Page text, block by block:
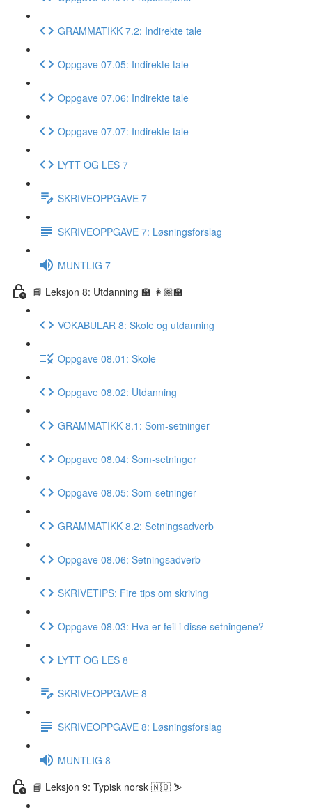
GRAMMATIKK 7.2: Indirekte tale
Oppgave 07.05: Indirekte tale
Oppgave 07.06: Indirekte tale
Oppgave 07.07: Indirekte tale
LYTT OG LES 7
SKRIVEOPPGAVE 7
SKRIVEOPPGAVE 7: Løsningsforslag
MUNTLIG 7
📘 Leksjon 8: Utdanning 🏫 👩🏽‍🏫
VOKABULAR 8: Skole og utdanning
Oppgave 08.01: Skole
Oppgave 08.02: Utdanning
GRAMMATIKK 8.1: Som-setninger
Oppgave 08.04: Som-setninger
Oppgave 08.05: Som-setninger
GRAMMATIKK 8.2: Setningsadverb
Oppgave 08.06: Setningsadverb
SKRIVETIPS: Fire tips om skriving
Oppgave 08.03: Hva er feil i disse setningene?
LYTT OG LES 8
SKRIVEOPPGAVE 8
SKRIVEOPPGAVE 8: Løsningsforslag
MUNTLIG 8
📘 Leksjon 9: Typisk norsk 🇳🇴 ⛷